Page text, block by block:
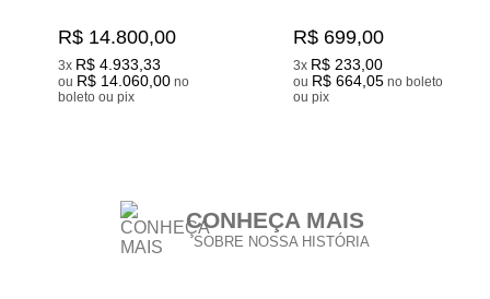
R$ 14.800,00
3x R$ 4.933,33
ou R$ 14.060,00 no
boleto ou pix
R$ 699,00
3x R$ 233,00
ou R$ 664,05 no boleto
ou pix
CONHEÇA MAIS
SOBRE NOSSA HISTÓRIA